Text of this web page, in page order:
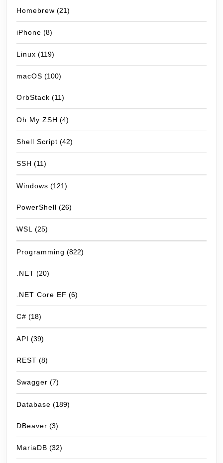
Homebrew (21)
iPhone (8)
Linux (119)
macOS (100)
OrbStack (11)
Oh My ZSH (4)
Shell Script (42)
SSH (11)
Windows (121)
PowerShell (26)
WSL (25)
Programming (822)
.NET (20)
.NET Core EF (6)
C# (18)
API (39)
REST (8)
Swagger (7)
Database (189)
DBeaver (3)
MariaDB (32)